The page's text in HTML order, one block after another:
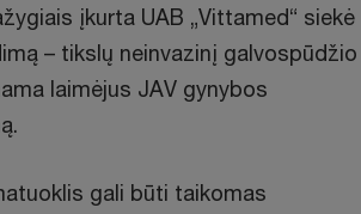
įkurta UAB „Vittamed“ siekė
– tikslų neinvazinį galvospūdžio
laimėjus JAV gynybos
gali būti taikomas